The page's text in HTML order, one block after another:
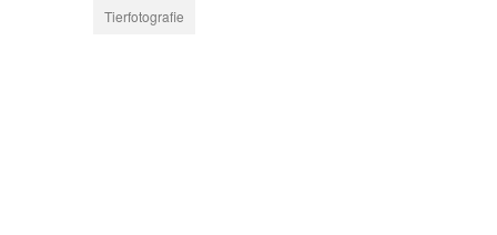
Tierfotografie